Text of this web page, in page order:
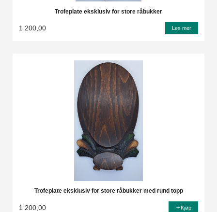
Trofeplate eksklusiv for store råbukker
1 200,00 Les mer
Trofeplate eksklusiv for store råbukker med rund topp
1 200,00 Kjøp